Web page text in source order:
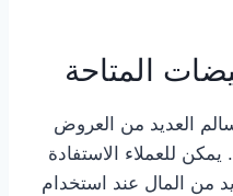
المتاحة
العديد من العروض
يمكن للعملاء الاستفادة
من المال عند استخدام